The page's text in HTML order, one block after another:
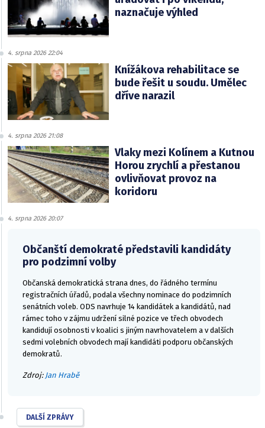
naznačuje výhled
4. srpna 2026 22:04
Knížákova rehabilitace se
bude řešit u soudu. Umělec
dříve narazil
4. srpna 2026 21:08
Vlaky mezi Kolínem a Kutnou
Horou zrychlí a přestanou
ovlivňovat provoz na
koridoru
4. srpna 2026 20:07
Občanští demokraté představili kandidáty
pro podzimní volby
Občanská demokratická strana dnes, do řádného termínu
registračních úřadů, podala všechny nominace do podzimních
senátních voleb. ODS navrhuje 14 kandidátek a kandidátů, nad
rámec toho v zájmu udržení silné pozice ve třech obvodech
kandidují osobnosti v koalici s jiným navrhovatelem a v dalších
sedmi volebních obvodech mají kandidáti podporu občanských
demokratů.
Zdroj: Jan Hrabě
DALŠÍ ZPRÁVY